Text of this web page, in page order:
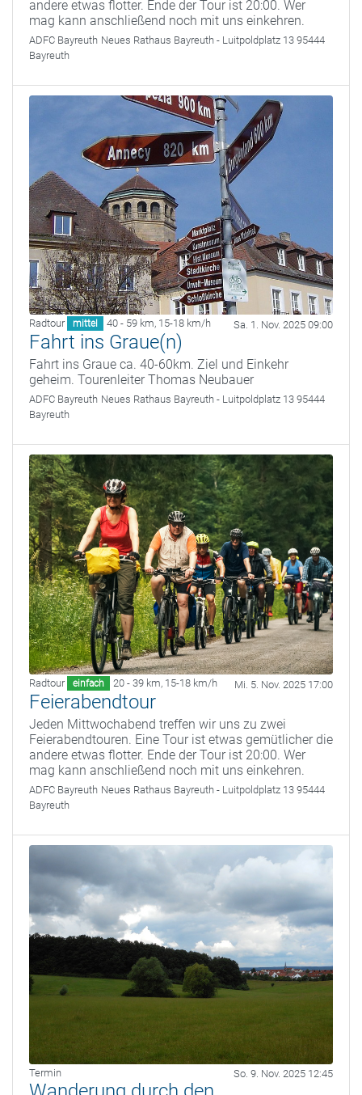
andere etwas flotter. Ende der Tour ist 20:00. Wer
mag kann anschließend noch mit uns einkehren.
ADFC Bayreuth Neues Rathaus Bayreuth - Luitpoldplatz 13 95444
Bayreuth
Radtour mittel 40 - 59 km, 15-18 km/h Sa. 1. Nov. 2025 09:00
Fahrt ins Graue(n)
Fahrt ins Graue ca. 40-60km. Ziel und Einkehr
geheim. Tourenleiter Thomas Neubauer
ADFC Bayreuth Neues Rathaus Bayreuth - Luitpoldplatz 13 95444
Bayreuth
Radtour einfach 20 - 39 km, 15-18 km/h Mi. 5. Nov. 2025 17:00
Feierabendtour
Jeden Mittwochabend treffen wir uns zu zwei
Feierabendtouren. Eine Tour ist etwas gemütlicher die
andere etwas flotter. Ende der Tour ist 20:00. Wer
mag kann anschließend noch mit uns einkehren.
ADFC Bayreuth Neues Rathaus Bayreuth - Luitpoldplatz 13 95444
Bayreuth
Termin So. 9. Nov. 2025 12:45